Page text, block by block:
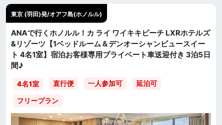
東京 (羽田)発/オアフ島(ホノルル)
ANAで行くホノルル！カ ライ ワイキキビーチ LXRホテルズ
&リゾーツ【1ベッドルーム＆デンオーシャンビュースイー
ト 4名1室】宿泊お客様専用プライベート車送迎付き 3泊5日
間♪
4名1室 直行便 一人参加可 延泊可
フリープラン